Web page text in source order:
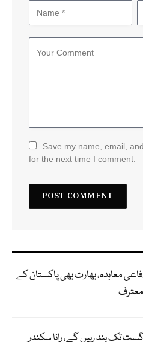
Save my name, email,
for the next time I comment.
معاہدہ، بھارت بھی پاکستان کے
معترف
ادارے 24 اگست تک بند رہیں گے، رانا سکندر